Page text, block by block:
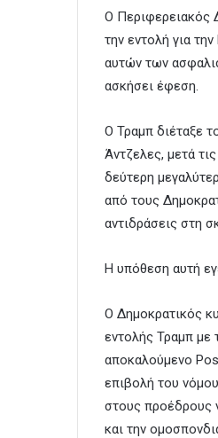
Ο Περιφερειακός
την εντολή για
αυτών των
ασκήσει έφεση.
Ο Τραμπ διέταξε
Άντζελες, μετά
δεύτερη
από τους
αντιδράσεις στη
Η υπόθεση αυτή
Ο Δημοκρατικός
εντολής Τραμπ με
αποκαλούμενο
επιβολή του νόμου
στους προέδρους
και την